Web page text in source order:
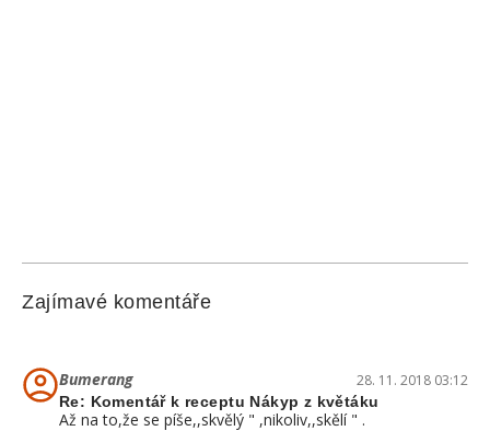
Zajímavé komentáře
Bumerang 28. 11. 2018 03:12
Re: Komentář k receptu Nákyp z květáku
Až na to,že se píše,,skvělý " ,nikoliv,,skělí " .